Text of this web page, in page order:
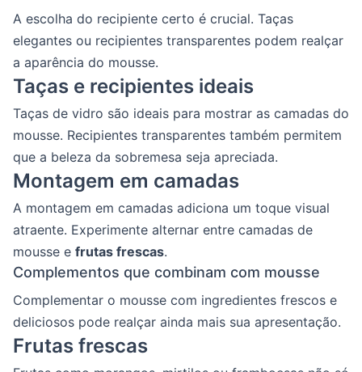
A escolha do recipiente certo é crucial. Taças
elegantes ou recipientes transparentes podem realçar
a aparência do mousse.
Taças e recipientes ideais
Taças de vidro são ideais para mostrar as camadas do
mousse. Recipientes transparentes também permitem
que a beleza da sobremesa seja apreciada.
Montagem em camadas
A montagem em camadas adiciona um toque visual
atraente. Experimente alternar entre camadas de
mousse e frutas frescas.
Complementos que combinam com mousse
Complementar o mousse com ingredientes frescos e
deliciosos pode realçar ainda mais sua apresentação.
Frutas frescas